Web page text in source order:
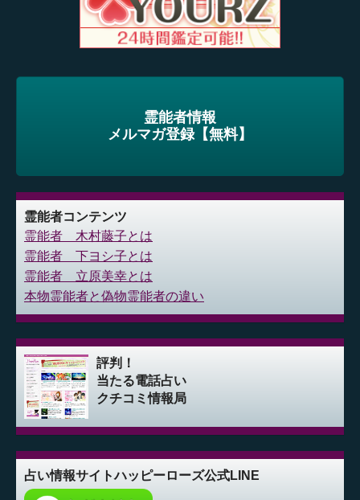
霊能者情報
メルマガ登録【無料】
霊能者コンテンツ
霊能者 木村藤子とは
霊能者 下ヨシ子とは
霊能者 立原美幸とは
本物霊能者と偽物霊能者の違い
評判！
当たる電話占い
クチコミ情報局
占い情報サイトハッピーローズ公式LINE